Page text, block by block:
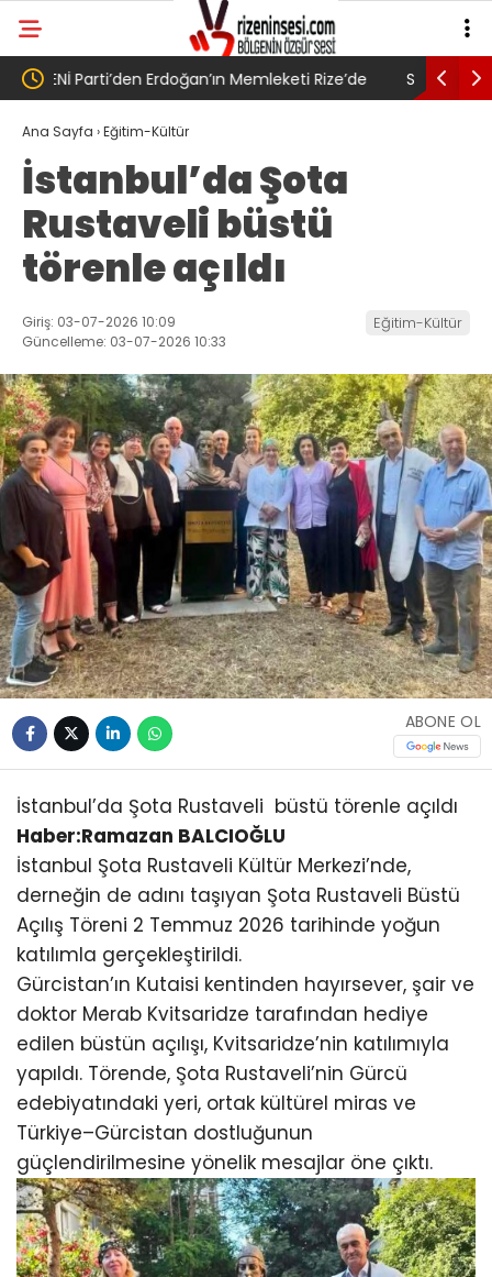
SAYIN BAKAN YA O TARAFI DA BİLİYOR MUSUN? Yeni
Ana Sayfa ›Eğitim-Kültür
İstanbul’da Şota
Rustaveli büstü
törenle açıldı
Giriş: 03-07-2026 10:09
Güncelleme: 03-07-2026 10:33
Eğitim-Kültür
ABONE OL
İstanbul’da Şota Rustaveli büstü törenle açıldı
Haber:Ramazan BALCIOĞLU
İstanbul Şota Rustaveli Kültür Merkezi’nde,
derneğin de adını taşıyan Şota Rustaveli Büstü
Açılış Töreni 2 Temmuz 2026 tarihinde yoğun
katılımla gerçekleştirildi.
Gürcistan’ın Kutaisi kentinden hayırsever, şair ve
doktor Merab Kvitsaridze tarafından hediye
edilen büstün açılışı, Kvitsaridze’nin katılımıyla
yapıldı. Törende, Şota Rustaveli’nin Gürcü
edebiyatındaki yeri, ortak kültürel miras ve
Türkiye–Gürcistan dostluğunun
güçlendirilmesine yönelik mesajlar öne çıktı.